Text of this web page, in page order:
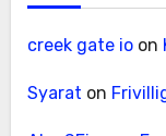
creek gate ioon
Syarat on